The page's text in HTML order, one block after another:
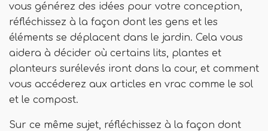
vous générez des idées pour votre conception,
réfléchissez à la façon dont les gens et les
éléments se déplacent dans le jardin. Cela vous
aidera à décider où certains lits, plantes et
planteurs surélevés iront dans la cour, et comment
vous accéderez aux articles en vrac comme le sol
et le compost.
Sur ce même sujet, réfléchissez à la façon dont